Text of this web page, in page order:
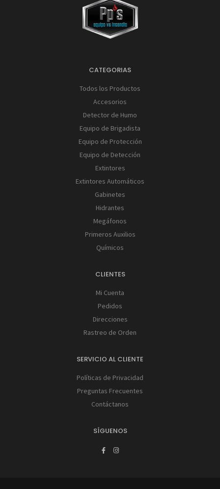
CATEGORIAS
Todos los Productos
Accesorios
Detector de Humo
Equipo de Brigadista
Equipo de Protección
Equipo de Detección
Extintores
Extintores Automáticos
Gabinetes
Hidrantes
Megáfonos
Primeros Auxilios
Químicos
CLIENTES
Mi Cuenta
Pedidos
Direcciones
Rastreo de Orden
SERVICIO AL CLIENTE
Políticas de Privacidad
Preguntas Frecuentes
Contáctanos
SÍGUENOS